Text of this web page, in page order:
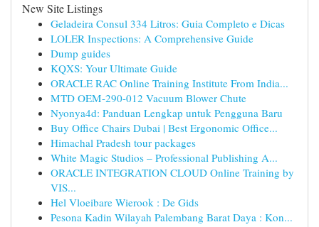
New Site Listings
Geladeira Consul 334 Litros: Guia Completo e Dicas
LOLER Inspections: A Comprehensive Guide
Dump guides
KQXS: Your Ultimate Guide
ORACLE RAC Online Training Institute From India...
MTD OEM-290-012 Vacuum Blower Chute
Nyonya4d: Panduan Lengkap untuk Pengguna Baru
Buy Office Chairs Dubai | Best Ergonomic Office...
Himachal Pradesh tour packages
White Magic Studios – Professional Publishing A...
ORACLE INTEGRATION CLOUD Online Training by
VIS...
Hel Vloeibare Wierook : De Gids
Pesona Kadin Wilayah Palembang Barat Daya : Kon...